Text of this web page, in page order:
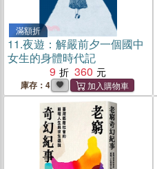
滿額折
11.夜遊：解嚴前夕一個國中
女生的身體時代記
9
360
庫存：4